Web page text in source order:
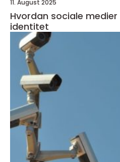
11. August 2025
Hvordan sociale
identitet